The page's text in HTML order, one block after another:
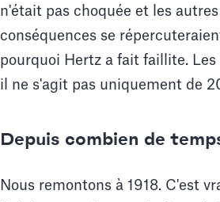
n'était pas choquée et les
conséquences se
pourquoi Hertz a fait faillite.
il ne s'agit pas uniquement de
Depuis combien de
Nous remontons à 1918. C'est